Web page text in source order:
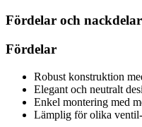
Fördelar och nackdelar
Fördelar
Robust konstruktion
Elegant och neutralt
Enkel montering med
Lämplig för olika